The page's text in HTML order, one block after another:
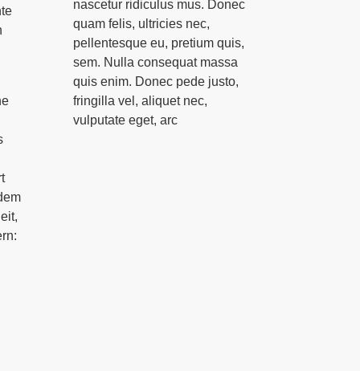
nascetur ridiculus mus. Donec
quam felis, ultricies nec,
pellentesque eu, pretium quis,
sem. Nulla consequat massa
quis enim. Donec pede justo,
fringilla vel, aliquet nec,
vulputate eget, arc